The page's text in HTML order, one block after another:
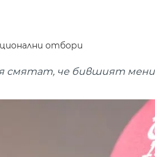
отбори
че бившият